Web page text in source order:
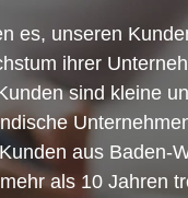
es, unseren
ihrer
sind kleine
aus Baden-
als 10 Jahren